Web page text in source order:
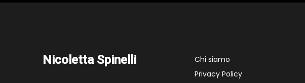
Nicoletta Spinelli
Chi siamo
Privacy Policy